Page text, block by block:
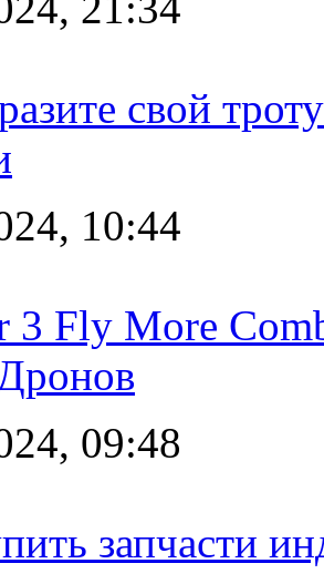
свой
10:44
3 Fly More
09:48
запчасти